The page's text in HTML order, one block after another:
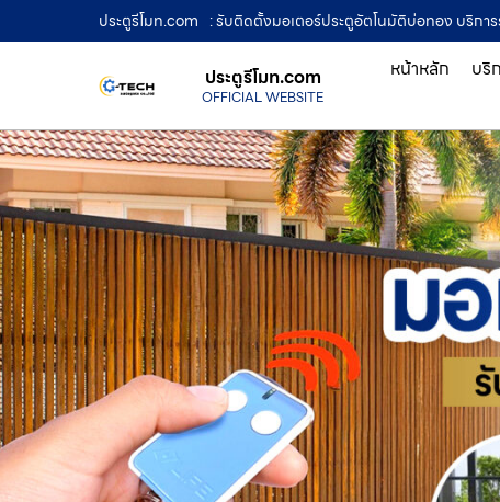
ประตูรีโมท.com : รับติดตั้งมอเตอร์ประตูอัตโนมัติบ่อทอง บริกา
ประตูรีโมท.com
OFFICIAL WEBSITE
หน้าหลัก บริ